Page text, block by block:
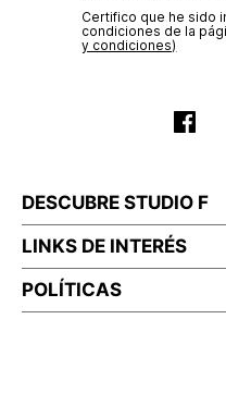
Certifico que he sido
condiciones de la
y condiciones)
DESCUBRE STUDIO F
LINKS DE INTERÉS
POLÍTICAS